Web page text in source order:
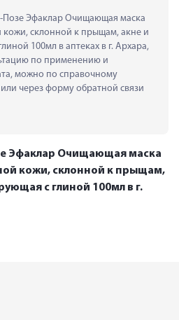
Позе Эфаклар Очищающая маска
кожи, склонной к прыщам, акне и
100мл в аптеках в г. Архара,
по применению и
можно по справочному
через форму обратной связи
Эфаклар Очищающая маска
кожи, склонной к прыщам,
с глиной 100мл в г.